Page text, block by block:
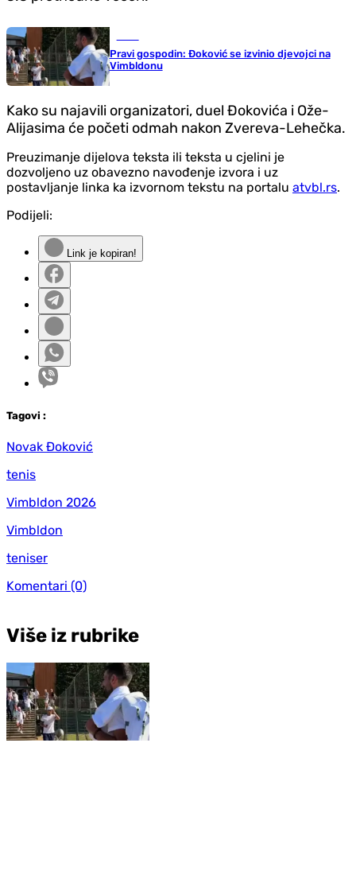
Pravi gospodin: Đoković se izvinio d‌jevojci na
Vimbldonu
Kako su najavili organizatori, duel Đokovića i Ože-
Alijasima će početi odmah nakon Zvereva-Lehečka.
Preuzimanje dijelova teksta ili teksta u cjelini je
dozvoljeno uz obavezno navođenje izvora i uz
postavljanje linka ka izvornom tekstu na portalu atvbl.rs.
Podijeli:
Link je kopiran!
Tagovi :
Novak Đoković
tenis
Vimbldon 2026
Vimbldon
teniser
Komentari (0)
Više iz rubrike